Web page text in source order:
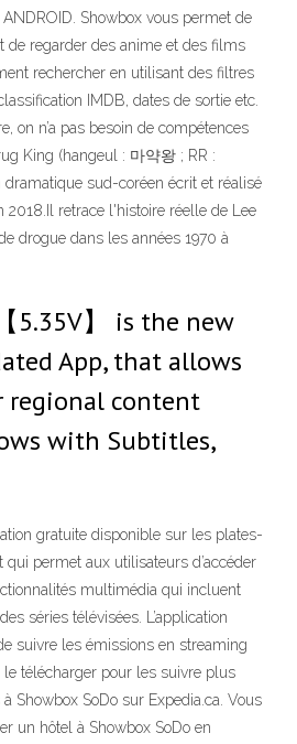
Showbox vous permet de
de regarder des anime et des films
rechercher en utilisant des filtres
IMDB, dates de sortie etc.
on n’a pas besoin de compétences
King (hangeul : 마약왕 ; RR :
sud-coréen écrit et réalisé
2018.Il retrace l'histoire réelle de Lee
drogue dans les années 1970 à
5.35V】 is the new
App, that allows
regional content
with Subtitles,
gratuite disponible sur les plates-
permet aux utilisateurs d’accéder
multimédia qui incluent
séries télévisées. L’application
suivre les émissions en streaming
télécharger pour les suivre plus
Showbox SoDo sur Expedia.ca. Vous
un hôtel à Showbox SoDo en